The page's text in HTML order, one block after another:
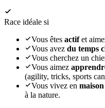
Race idéale si
Vous êtes actifet
Vous avez du temps
Vous cherchez un
Vous aimez
(agility, tricks, sports
Vous vivez en
à la nature.